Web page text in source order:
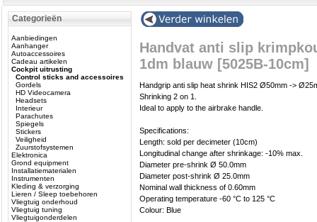
Categorieën
Aanbiedingen
Aanhanger
Autoaccessoires
Cadeau artikelen
Cockpit uitrusting
Control sticks and accessoires
Gordels
HD Videocamera
Headsets
Interieur
Parachutes
Spiegels
Stickers
Veiligheid
Zuurstofsystemen
Elektronica
Grond equipment
Installatiematerialen
Instrumenten
Kleding & verzorging
Lieren / Sleep toebehoren
Vliegtuig onderhoud
Vliegtuig tuning
Vliegtuigonderdelen
Handvat anti slip
1dm blauw [5025B-10cm]
Handgrip anti slip heat shrink HIS2 Ø50mm ->
Shrinking 2 on 1.
Ideal to apply to the airbrake handle.
Specifications:
Length: sold per decimeter (10cm)
Longitudinal change after shrinkage: -10% max.
Diameter pre-shrink Ø 50.0mm
Diameter post-shrink Ø 25.0mm
Nominal wall thickness of 0.60mm
Operating temperature -60 °C to 125 °C
Colour: Blue